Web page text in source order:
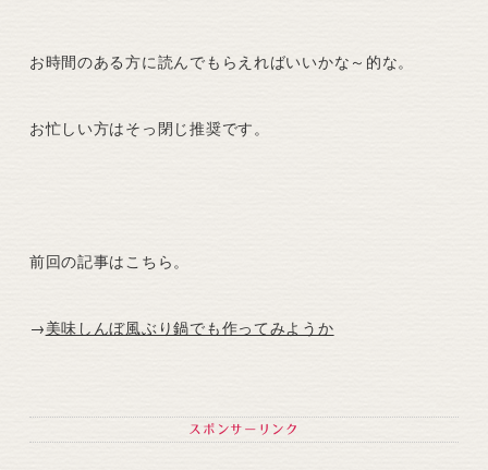
お時間のある方に読んでもらえればいいかな～的な。
お忙しい方はそっ閉じ推奨です。
前回の記事はこちら。
→美味しんぼ風ぶり鍋でも作ってみようか
スポンサーリンク